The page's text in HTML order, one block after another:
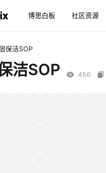
博思白板 社区资源
保洁SOP
洁SOP 456